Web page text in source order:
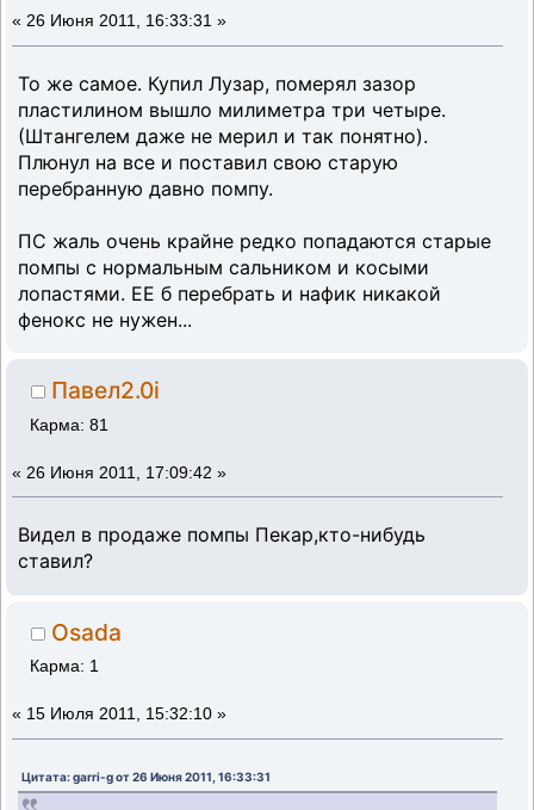
« 26 Июня 2011, 16:33:31 »
То же самое. Купил Лузар, померял зазор
пластилином вышло милиметра три четыре.
(Штангелем даже не мерил и так понятно).
Плюнул на все и поставил свою старую
перебранную давно помпу.
ПС жаль очень крайне редко попадаются старые
помпы с нормальным сальником и косыми
лопастями. ЕЕ б перебрать и нафик никакой
фенокс не нужен...
Павел2.0i
Карма: 81
« 26 Июня 2011, 17:09:42 »
Видел в продаже помпы Пекар,кто-нибудь
ставил?
Osada
Карма: 1
« 15 Июля 2011, 15:32:10 »
Цитата: garri-g от 26 Июня 2011, 16:33:31